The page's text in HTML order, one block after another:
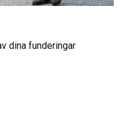
dina funderingar